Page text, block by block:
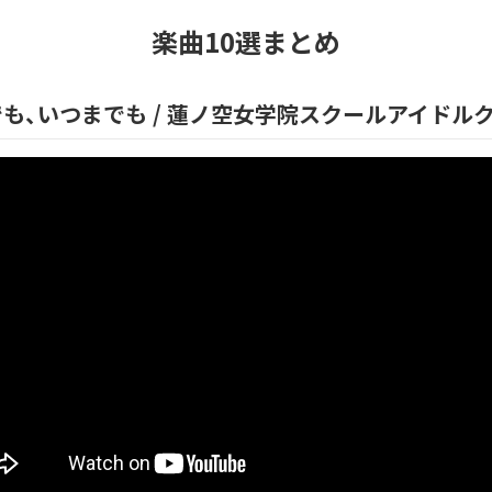
楽曲10選まとめ
、いつまでも /蓮ノ空女学院スクールアイドル